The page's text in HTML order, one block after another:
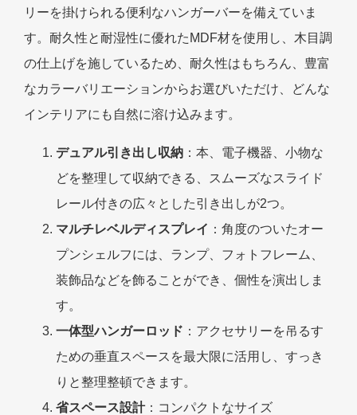
リーを掛けられる便利なハンガーバーを備えていま
す。耐久性と耐湿性に優れたMDF材を使用し、木目調
の仕上げを施しているため、耐久性はもちろん、豊富
なカラーバリエーションからお選びいただけ、どんな
インテリアにも自然に溶け込みます。
デュアル引き出し収納 ：本、電子機器、小物な
どを整理して収納できる、スムーズなスライド
レール付きの広々とした引き出しが2つ。
マルチレベルディスプレイ ：角度のついたオー
プンシェルフには、ランプ、フォトフレーム、
装飾品などを飾ることができ、個性を演出しま
す。
一体型ハンガーロッド ：アクセサリーを吊るす
ための垂直スペースを最大限に活用し、すっき
りと整理整頓できます。
省スペース設計：コンパクトなサイズ